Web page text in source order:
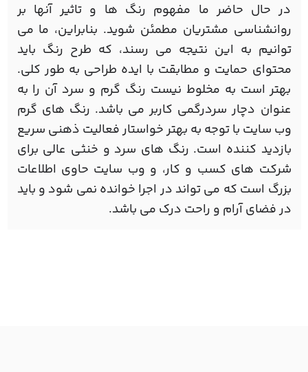
در حال حاضر ما مفهوم رنگ ها و تاثیر آنها بر
روانشناسی مشتریان مطمئن شوید. بنابراین، ما می
توانیم به این نتیجه می رسند، که طرح رنگ باید
محتوای حمایت و مطابقت با ایده طراحی به طور کلی.
بهتر است به مخلوط نیست رنگ گرم و سرد آن را به
عنوان دچار سردرگمی کاربر می باشد. رنگ های گرم
وب سایت با توجه به بهتر خواستار فعالیت ذهنی سریع
بازدید کننده است. رنگ های سرد و خنثی عالی برای
شرکت های کسب و کار، و وب سایت حاوی اطلاعات
بزرگ است که می تواند در اجرا خوانده نمی شود و باید
در فضای آرام و راحت درک می باشد.